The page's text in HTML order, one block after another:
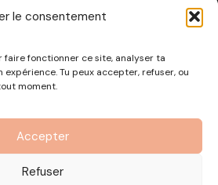
le consentement
faire fonctionner ce site, analyser ta
Tu peux accepter, refuser, ou
moment.
Accepter
Refuser
· RCS Marseille · SIRET
976 699 00037
— Enregistré auprès du préfet de la
Alpes-Côte d'Azur